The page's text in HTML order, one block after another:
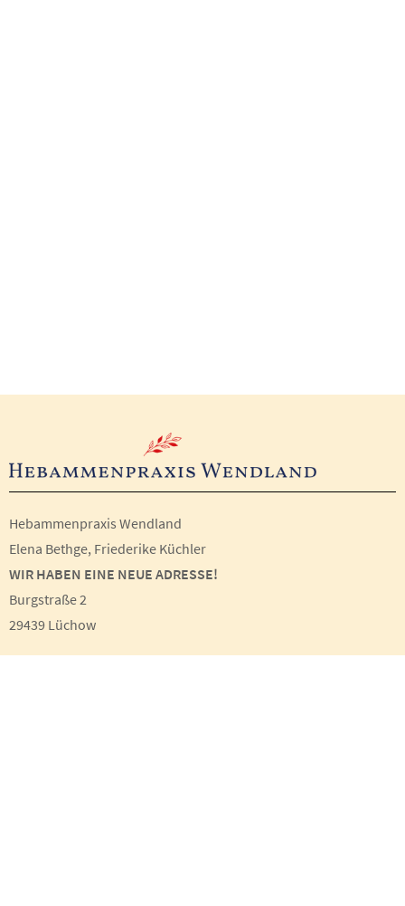
Hebammenpraxis Wendland
Elena Bethge, Friederike Küchler
WIR HABEN EINE NEUE ADRESSE!
Burgstraße 2
29439 Lüchow